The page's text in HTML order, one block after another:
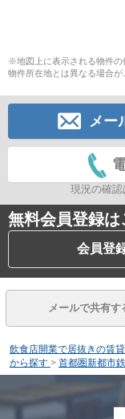
※地図上に表示される物件の
物件所在地とは異なる場合が
メー
現況の確認
無料会員登録は
会員登
メールで共有す
飲食店開業で居抜きの賃
から探す > 首都圏新都市